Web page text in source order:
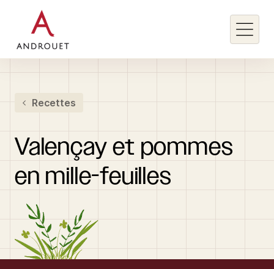
Rechercher un mot clé
Recettes
Valençay et pommes
en mille-feuilles